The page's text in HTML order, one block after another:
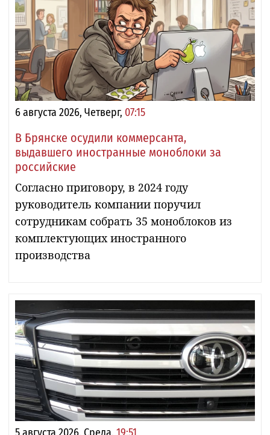
6 августа 2026, Четверг, 07:15
В Брянске осудили коммерсанта,
выдавшего иностранные моноблоки за
российские
Согласно приговору, в 2024 году
руководитель компании поручил
сотрудникам собрать 35 моноблоков из
комплектующих иностранного
производства